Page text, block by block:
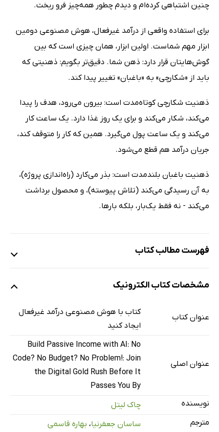
چنین اشتباهی کرده‌ام و دیدم چطور همه‌چیز فرو ریخت.
برای استفاده واقعی از درآمد غیرفعال، هوش مصنوعی دومین
ابزار مهم شماست. اولین ابزار، همان چیزی است که بین
گوش‌هایتان قرار دارد: ذهن شما. دقیق‌تر بگویم: ذهنیتی که
باید از «شکارچی» به «باغبان» تغییر پیدا کند.
ذهنیت شکارچی کوتاه‌مدت است: بیرون می‌رود، هدف را پیدا
می‌کند، شکار می‌کند و برای یک روز غذا دارد. یک ساعت کار
می‌کند و یک ساعت پول می‌گیرد. همین که کار را متوقف کند،
جریان درآمد هم قطع می‌شود.
ذهنیت باغبان بلندمدت است: بذر می‌کارد (راه‌اندازی پروژه)،
به آن رسیدگی می‌کند (تلاش پیوسته)، و محصول برداشت
می‌کند - نه فقط یک‌بار، بلکه بارها.
فهرست مطالب کتاب
بیداری من در برابر هوش مصنوعی
این کتاب شبیه کتاب‌های معمول هوش مصنوعی نیست
راهنمای عملی شما
سلب مسئولیت صادقانه چاک
فصل 1: مسیر پنهان ثروت در هوش مصنوعی
گروه 2: شارلاتان‌ها
مشخصات کتاب الکترونیک
عنوان کتاب
کتاب با هوش مصنوعی درآمد غیرفعال
ایجاد کنید
عنوان اصلی
Build Passive Income with AI: No
Code? No Budget? No Problem!: Join
the Digital Gold Rush Before It
Passes You By
نویسنده
چاک لیتل
مترجم
ساسان جعفرنیا، بهاره قاسمی